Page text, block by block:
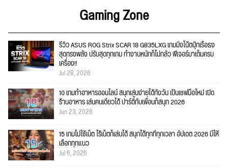
Gaming Zone
รีวิว ASUS ROG Strix SCAR 18 G835LXG เกมมิ่งโน้ตบุ๊กเรือธง
สุดทรงพลัง ปรับสุดทุกเกม ทำงานหนักก็ไม่กลัว ฟีเจอร์มาเต็มครบ
เครื่อง!!
Jul 28, 2026
10 เกมทำอาหารออนไลน์ สนุกเล่นง่ายได้ทั้งวัน เป็นเชฟมือใหม่ เปิด
ร้านอาหาร เล่นคนเดียวได้ ปาร์ตี้กับเพื่อนก็สนุก 2026
Jun 23, 2026
15 เกมไม่ใช้เน็ต ไร้เน็ตก็เล่นได้ สนุกได้ทุกที่ทุกเวลา อัปเดต 2026 มีให้
เลือกทุกแนว
Jul 6, 2026